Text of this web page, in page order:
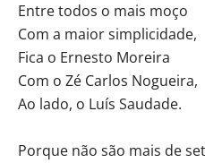
Entre todos o mais moço
Com a maior simplicidade,
Fica o Ernesto Moreira
Com o Zé Carlos Nogueira,
Ao lado, o Luís Saudade.
Porque não são mais de